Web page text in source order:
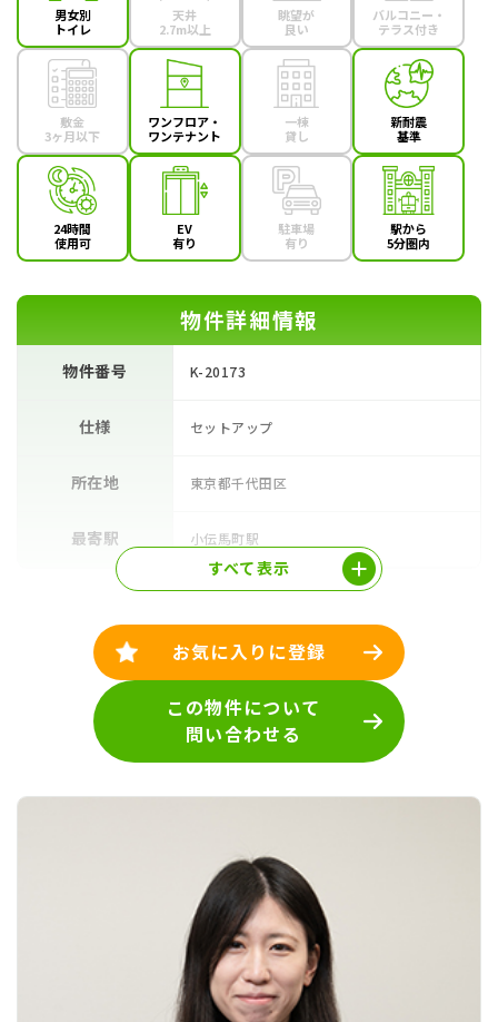
男女別
トイレ
天井
2.7m以上
眺望が
良い
バルコニー・
テラス付き
敷金
3ヶ月以下
ワンフロア・
ワンテナント
一棟
貸し
新耐震
基準
24時間
使用可
EV
有り
駐車場
有り
駅から
5分圏内
物件詳細情報
物件番号 K-20173
仕様 セットアップ
所在地 東京都千代田区
最寄駅 小伝馬町駅
すべて表示
お気に入りに登録
この物件について
問い合わせる